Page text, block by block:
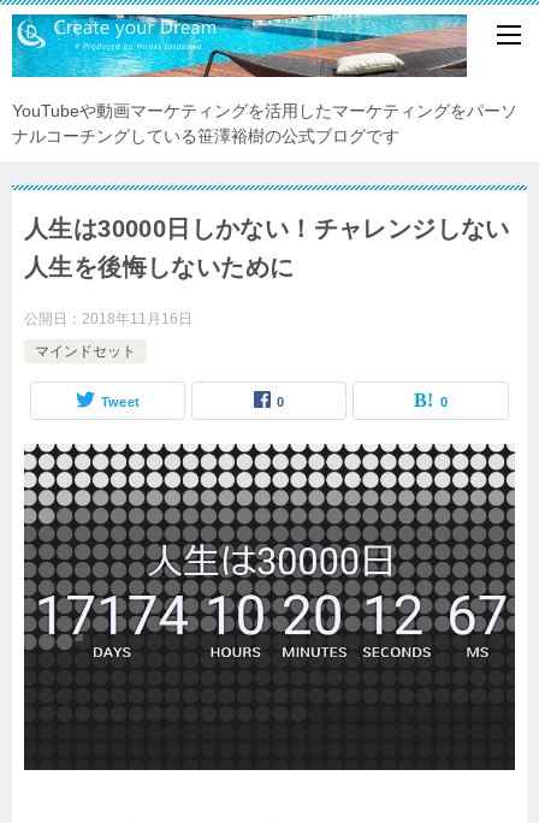
YouTubeや動画マーケティングを活用したマーケティングをパーソ
ナルコーチングしている笹澤裕樹の公式ブログです
人生は30000日しかない！チャレンジしない
人生を後悔しないために
公開日： 2018年11月16日
マインドセット
Tweet 0 0